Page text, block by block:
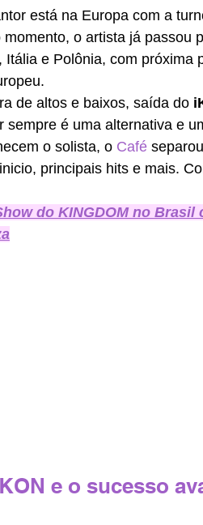
está na Europa com a
momento, o artista já passou
Itália e Polônia, com próxima
de altos e baixos, saída do
sempre é uma alternativa e
o solista, o Café
principais hits e mais.
do KINGDOM no Brasil
e o sucesso